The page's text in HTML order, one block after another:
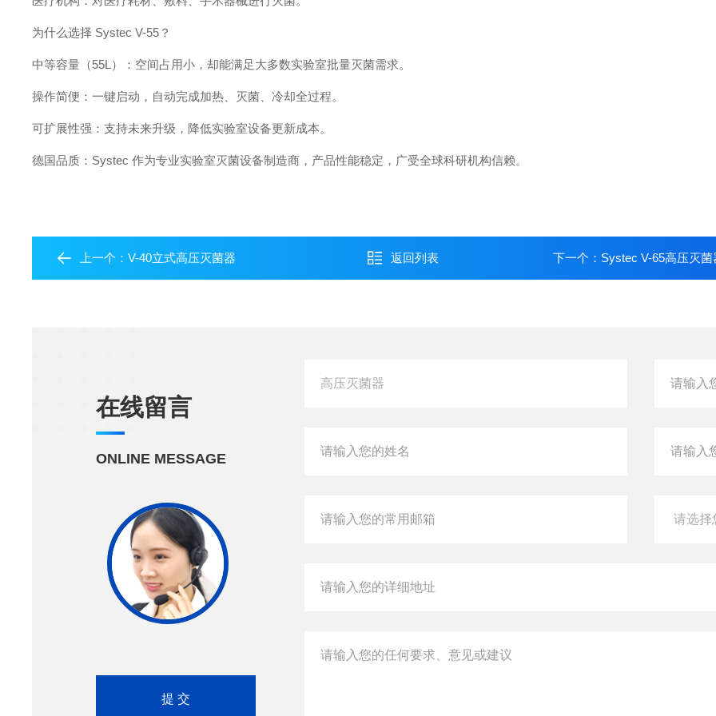
为什么选择 Systec V-55？
中等容量（55L）：空间占用小，却能满足大多数实验室批量灭菌需求。
操作简便：一键启动，自动完成加热、灭菌、冷却全过程。
可扩展性强：支持未来升级，降低实验室设备更新成本。
德国品质：Systec 作为专业实验室灭菌设备制造商，产品性能稳定，广受全球科研机构信赖。
上一个：V-40立式高压灭菌器 返回列表 下一个： Systec V-65高压灭菌
在线留言
ONLINE MESSAGE